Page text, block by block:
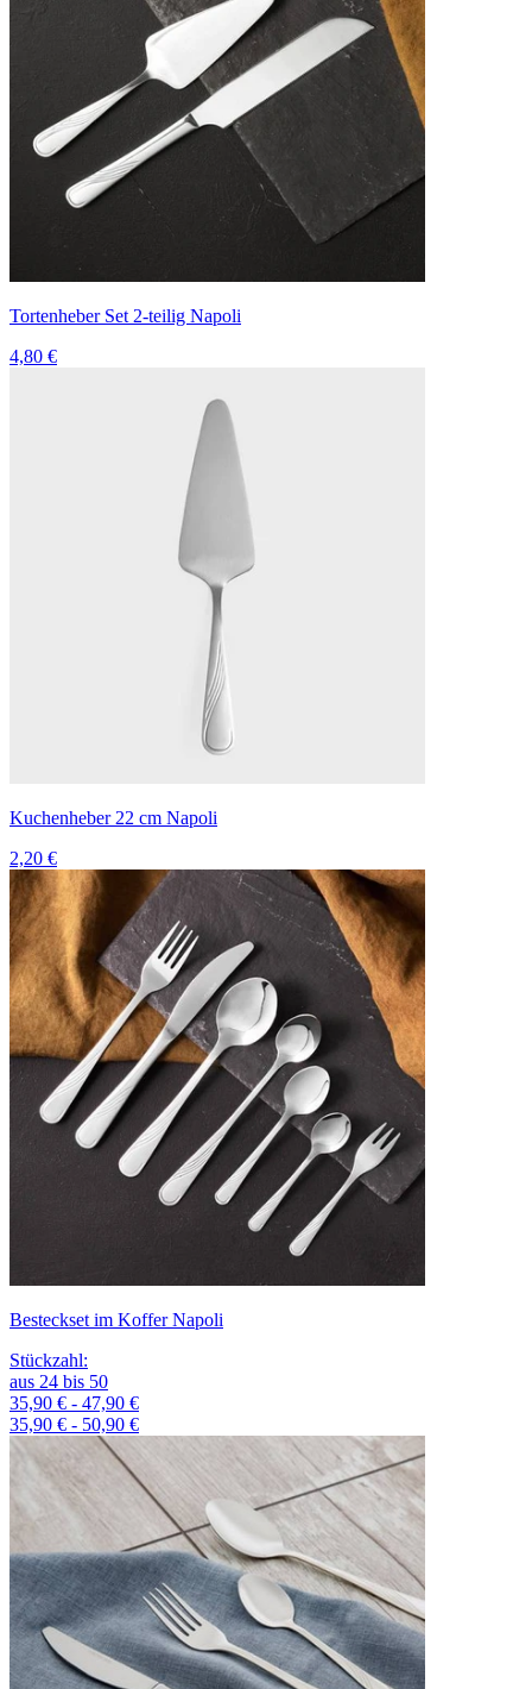
Tortenheber Set 2-teilig Napoli
4,80 €
Kuchenheber 22 cm Napoli
2,20 €
Besteckset im Koffer Napoli
Stückzahl:
aus 24 bis 50
35,90 € - 47,90 €
35,90 € - 50,90 €